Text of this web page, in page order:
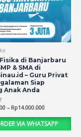
di Banjarbaru
& SMA di
– Guru Privat
Siap
Anak Anda
– Rp14.000.000
VIA WHATSAPP